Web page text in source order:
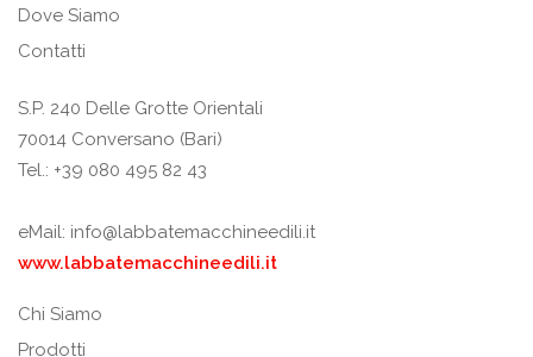
Dove Siamo
Contatti
S.P. 240 Delle Grotte Orientali
70014 Conversano (Bari)
Tel.: +39 080 495 82 43
eMail: info@labbatemacchineedili.it
www.labbatemacchineedili.it
Chi Siamo
Prodotti